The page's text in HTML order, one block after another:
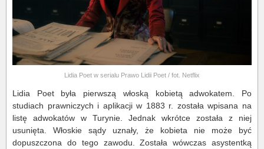
Lidia Poet w serialu Prawo Lidii Poet / fot. Netflix
Lidia Poet była pierwszą włoską kobietą adwokatem. Po
studiach prawniczych i aplikacji w 1883 r. została wpisana na
listę adwokatów w Turynie. Jednak wkrótce została z niej
usunięta. Włoskie sądy uznały, że kobieta nie może być
dopuszczona do tego zawodu. Została wówczas asystentką